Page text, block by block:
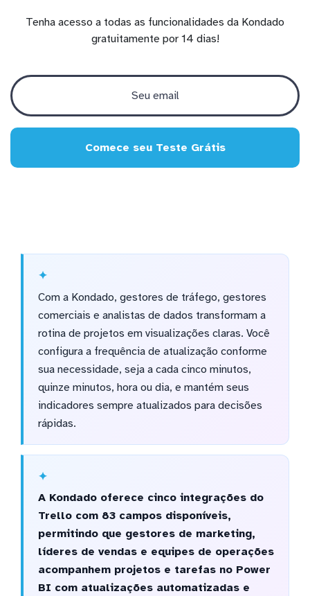
Tenha acesso a todas as funcionalidades da Kondado
gratuitamente por 14 dias!
Comece seu Teste Grátis
Com a Kondado, gestores de tráfego, gestores
comerciais e analistas de dados transformam a
rotina de projetos em visualizações claras. Você
configura a frequência de atualização conforme
sua necessidade, seja a cada cinco minutos,
quinze minutos, hora ou dia, e mantém seus
indicadores sempre atualizados para decisões
rápidas.
A Kondado oferece cinco integrações do
Trello com 83 campos disponíveis,
permitindo que gestores de marketing,
líderes de vendas e equipes de operações
acompanhem projetos e tarefas no Power
BI com atualizações automatizadas e